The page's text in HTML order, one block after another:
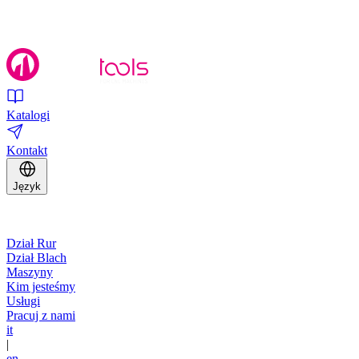
Katalogi
Kontakt
Język
Dział Rur
Dział Blach
Maszyny
Kim jesteśmy
Usługi
Pracuj z nami
it
|